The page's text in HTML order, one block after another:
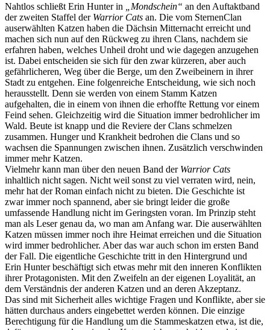
Nahtlos schließt Erin Hunter in „Mondschein“ an den Auftaktband
der zweiten Staffel der Warrior Cats an. Die vom SternenClan
auserwählten Katzen haben die Dächsin Mitternacht erreicht und
machen sich nun auf den Rückweg zu ihren Clans, nachdem sie
erfahren haben, welches Unheil droht und wie dagegen anzugehen
ist. Dabei entscheiden sie sich für den zwar kürzeren, aber auch
gefährlicheren, Weg über die Berge, um den Zweibeinern in ihrer
Stadt zu entgehen. Eine folgenreiche Entscheidung, wie sich noch
herausstellt. Denn sie werden von einem Stamm Katzen
aufgehalten, die in einem von ihnen die erhoffte Rettung vor einem
Feind sehen. Gleichzeitig wird die Situation immer bedrohlicher im
Wald. Beute ist knapp und die Reviere der Clans schmelzen
zusammen. Hunger und Krankheit bedrohen die Clans und so
wachsen die Spannungen zwischen ihnen. Zusätzlich verschwinden
immer mehr Katzen.
Vielmehr kann man über den neuen Band der Warrior Cats
inhaltlich nicht sagen. Nicht weil sonst zu viel verraten wird, nein,
mehr hat der Roman einfach nicht zu bieten. Die Geschichte ist
zwar immer noch spannend, aber sie bringt leider die große
umfassende Handlung nicht im Geringsten voran. Im Prinzip steht
man als Leser genau da, wo man am Anfang war. Die auserwählten
Katzen müssen immer noch ihre Heimat erreichen und die Situation
wird immer bedrohlicher. Aber das war auch schon im ersten Band
der Fall. Die eigentliche Geschichte tritt in den Hintergrund und
Erin Hunter beschäftigt sich etwas mehr mit den inneren Konflikten
ihrer Protagonisten. Mit den Zweifeln an der eigenen Loyalität, an
dem Verständnis der anderen Katzen und an deren Akzeptanz.
Das sind mit Sicherheit alles wichtige Fragen und Konflikte, aber sie
hätten durchaus anders eingebettet werden können. Die einzige
Berechtigung für die Handlung um die Stammeskatzen etwa, ist die,